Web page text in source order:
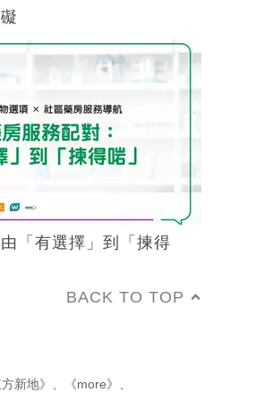
「有選擇」到「揀得
BACK TO TOP
方新地》 、 《more》 、